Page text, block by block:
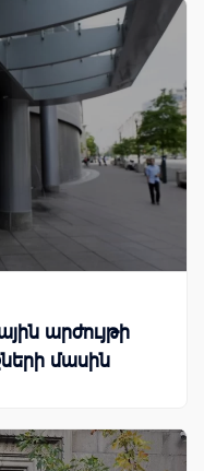
արժույթի
մասին